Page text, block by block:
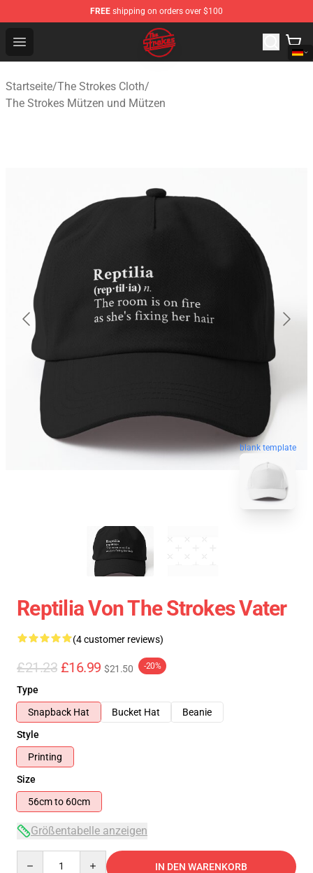
FREE shipping on orders over $100
Open menu
The Strokes Shop - Official The Strokes Merchandise
Startseite/The Strokes Cloth/
The Strokes Mützen und Mützen
blank template
Reptilia Von The Strokes Vater
(4 customer reviews)
£21.23 £16.99 $21.50 -20%
Type
Snapback Hat
Bucket Hat
Beanie
Style
Printing
Size
56cm to 60cm
Größentabelle anzeigen
IN DEN WARENKORB